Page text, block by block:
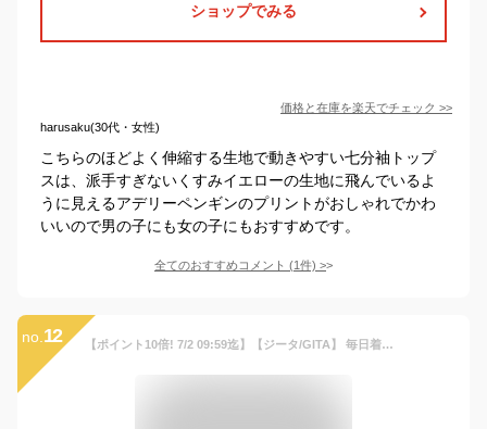
ショップでみる
価格と在庫を楽天でチェック >>
harusaku(30代・女性)
こちらのほどよく伸縮する生地で動きやすい七分袖トップ
スは、派手すぎないくすみイエローの生地に飛んでいるよ
うに見えるアデリーペンギンのプリントがおしゃれでかわ
いいので男の子にも女の子にもおすすめです。
全てのおすすめコメント (1件) >
no. 12 【ポイント10倍! 7/2 09:59迄】【ジータ/GITA】 毎日着たくなる 七分袖 Tシャツ (Everyday with TEE) ◆ 100 110 120 130 ◆◇ 子ども 子供 キッズ 男の子 女の子 春 秋 綿素材 プリント カジュアル おしゃれ かわいい 通園 通学 幼稚園 保育園 小学生 ベルメゾン ◇